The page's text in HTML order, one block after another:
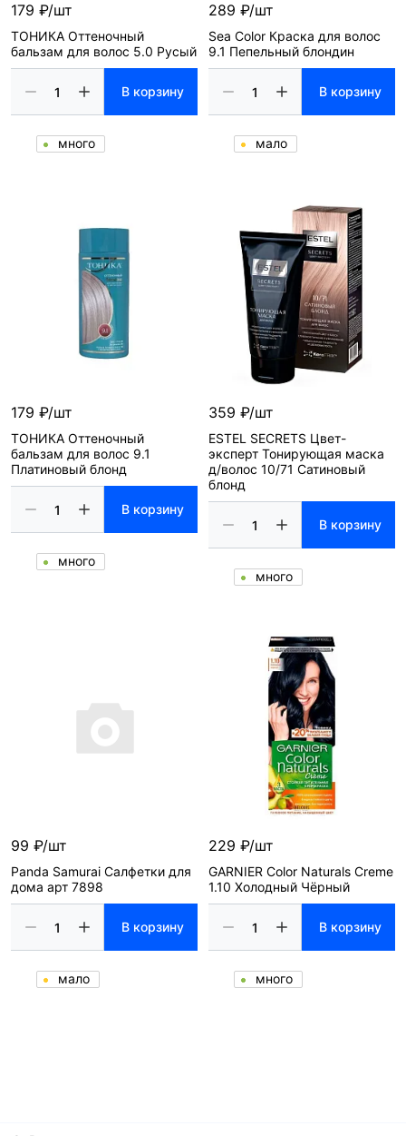
179 ₽/шт
ТОНИКА Оттеночный
бальзам для волос 5.0 Русый
В корзину
много
289 ₽/шт
Sea Color Краска для волос
9.1 Пепельный блондин
В корзину
мало
179 ₽/шт
ТОНИКА Оттеночный
бальзам для волос 9.1
Платиновый блонд
В корзину
много
359 ₽/шт
ESTEL SECRETS Цвет-
эксперт Тонирующая маска
д/волос 10/71 Сатиновый
блонд
В корзину
много
99 ₽/шт
Panda Samurai Салфетки для
дома арт 7898
В корзину
мало
229 ₽/шт
GARNIER Color Naturals Creme
1.10 Холодный Чёрный
В корзину
много